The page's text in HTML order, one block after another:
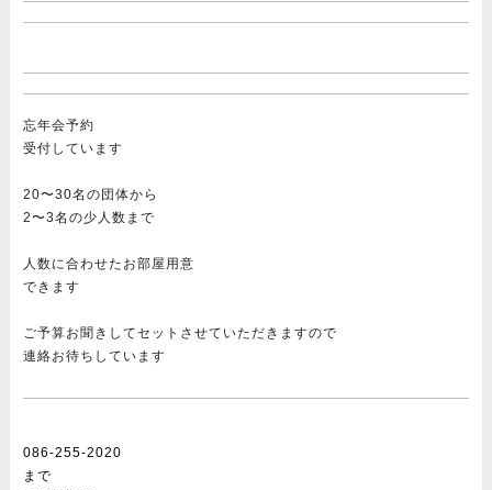
忘年会予約
受付しています
20〜30名の団体から
2〜3名の少人数まで
人数に合わせたお部屋用意
できます
ご予算お聞きしてセットさせていただきますので
連絡お待ちしています
086-255-2020
まで